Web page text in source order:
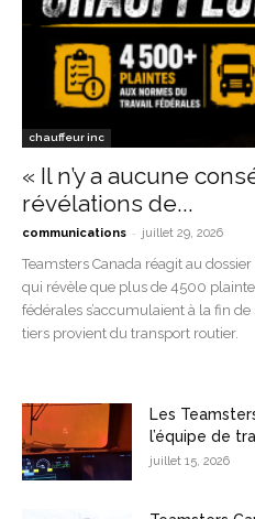
chauffeur inc
« Il n’y a aucune
révélations de...
communications - juillet 29, 2026
Teamsters Canada réagit au
qui révèle que plus de 4500
fédérales s’accumulaient à la fin
tiers provient du transport routier.
Les
l’équipe de
juillet 15, 2026